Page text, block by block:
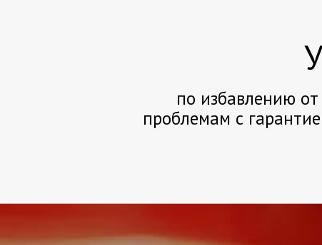
по избавлению
проблемам с